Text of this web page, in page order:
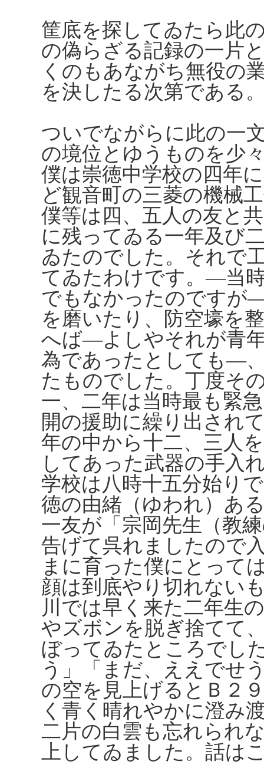
筐底を探してゐたら此
の偽らざる記録の一片
くのもあながち無役の
を決したる次第である
ついでながらに此の一
の境位とゆうものを少
僕は崇徳中学校の四年
ど観音町の三菱の機械
僕等は四、五人の友と
に残ってゐる一年及び
ゐたのでした。それで
てゐたわけです。―当
でもなかったのですが
を磨いたり、防空壕を
へば―よしやそれが青
為であったとしても―
たものでした。丁度そ
一、二年は当時最も緊
開の援助に繰り出され
年の中から十二、三人
してあった武器の手入
学校は八時十五分始り
徳の由緒（ゆわれ）あ
一友が「宗岡先生（教
告げて呉れましたので
まに育った僕にとって
顔は到底やり切れない
川では早く来た二年生
やズボンを脱ぎ捨てて
ぼってゐたところでし
う」「まだ、ええでせ
の空を見上げるとＢ２
く青く晴れやかに澄み
二片の白雲も忘れられ
上してゐました。話は